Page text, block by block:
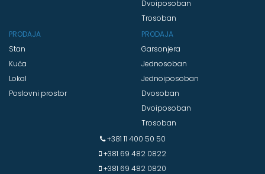
Dvoiposoban
Trosoban
PRODAJA
Stan
Kuća
Lokal
Poslovni prostor
PRODAJA
Garsonjera
Jednosoban
Jednoiposoban
Dvosoban
Dvoiposoban
Trosoban
+381 11 400 50 50
+381 69 482 0822
+381 69 482 0820